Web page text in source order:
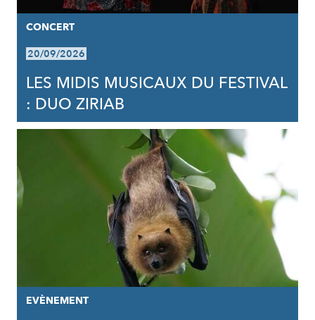
CONCERT
20/09/2026
LES MIDIS MUSICAUX DU FESTIVAL
: DUO ZIRIAB
EVÈNEMENT